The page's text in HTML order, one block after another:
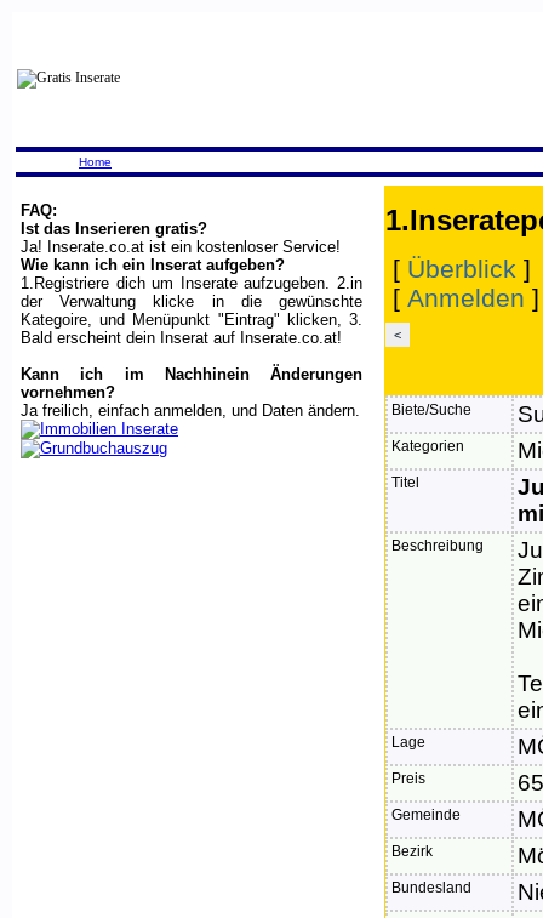
Home
FAQ:
Ist das Inserieren gratis?
Ja! Inserate.co.at ist ein kostenloser Service!
Wie kann ich ein Inserat aufgeben?
1.Registriere dich um Inserate aufzugeben. 2.in
der Verwaltung klicke in die gewünschte
Kategoire, und Menüpunkt "Eintrag" klicken, 3.
Bald erscheint dein Inserat auf Inserate.co.at!
Kann ich im Nachhinein Änderungen
vornehmen?
Ja freilich, einfach anmelden, und Daten ändern.
[ Überblick ]
[ Anmelden
<
Biete/Suche
Kategorien
Titel
Beschreibung
Lage
Preis
Gemeinde
Bezirk
Bundesland